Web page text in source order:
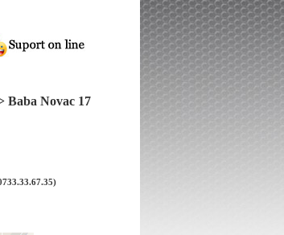
D
Baba Novac 17